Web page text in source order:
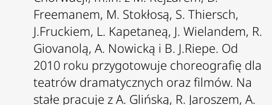
Freemanem, M. Stokłosą, S. Thiersch,
J.Fruckiem, L. Kapetaneą, J. Wielandem, R.
Giovanolą, A. Nowicką i B. J.Riepe. Od
2010 roku przygotowuje choreografię dla
teatrów dramatycznych oraz filmów. Na
stałe pracuje z A. Glińską, R. Jaroszem, A.